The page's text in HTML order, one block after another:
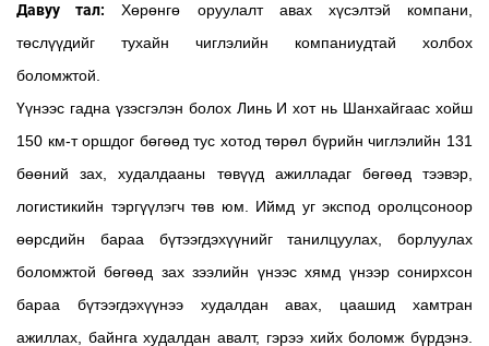
Давуу тал: Хөрөнгө оруулалт авах хүсэлтэй компани,
төслүүдийг тухайн чиглэлийн компаниудтай холбох
боломжтой.
Үүнээс гадна үзэсгэлэн болох Линь И хот нь Шанхайгаас хойш
150 км-т оршдог бөгөөд тус хотод төрөл бүрийн чиглэлийн 131
бөөний зах, худалдааны төвүүд ажилладаг бөгөөд тээвэр,
логистикийн тэргүүлэгч төв юм. Иймд уг экспод оролцсоноор
өөрсдийн бараа бүтээгдэхүүнийг танилцуулах, борлуулах
боломжтой бөгөөд зах зээлийн үнээс хямд үнээр сонирхсон
бараа бүтээгдэхүүнээ худалдан авах, цаашид хамтран
ажиллах, байнга худалдан авалт, гэрээ хийх боломж бүрдэнэ.